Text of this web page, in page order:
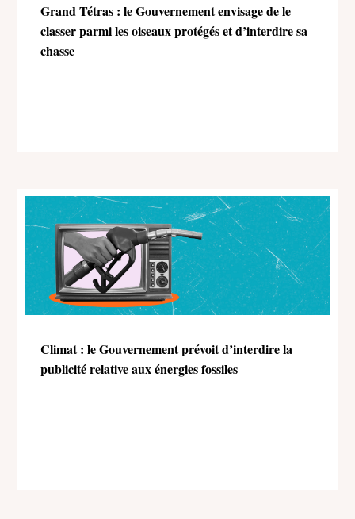
Grand Tétras : le Gouvernement envisage de le
classer parmi les oiseaux protégés et d’interdire sa
chasse
Climat : le Gouvernement prévoit d’interdire la
publicité relative aux énergies fossiles